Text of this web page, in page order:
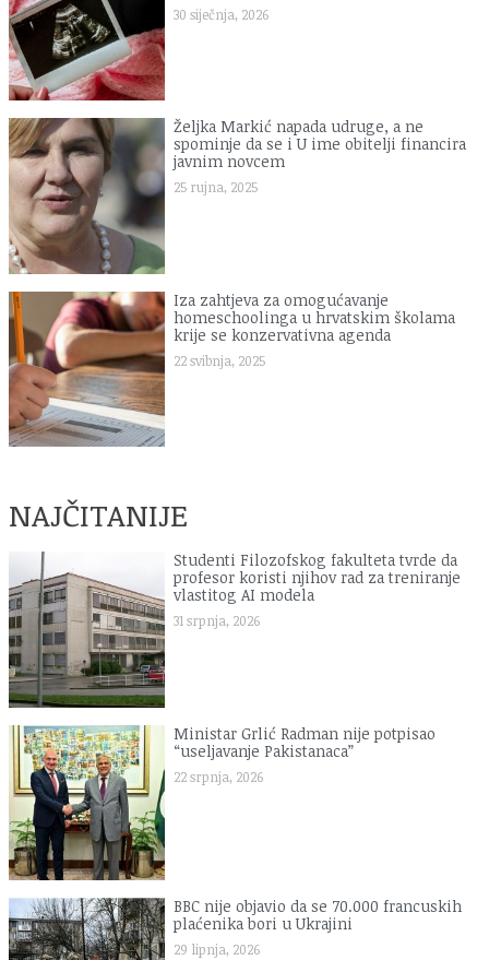
30 siječnja, 2026
Željka Markić napada udruge, a ne
spominje da se i U ime obitelji financira
javnim novcem
25 rujna, 2025
Iza zahtjeva za omogućavanje
homeschoolinga u hrvatskim školama
krije se konzervativna agenda
22 svibnja, 2025
NAJČITANIJE
Studenti Filozofskog fakulteta tvrde da
profesor koristi njihov rad za treniranje
vlastitog AI modela
31 srpnja, 2026
Ministar Grlić Radman nije potpisao
“useljavanje Pakistanaca”
22 srpnja, 2026
BBC nije objavio da se 70.000 francuskih
plaćenika bori u Ukrajini
29 lipnja, 2026